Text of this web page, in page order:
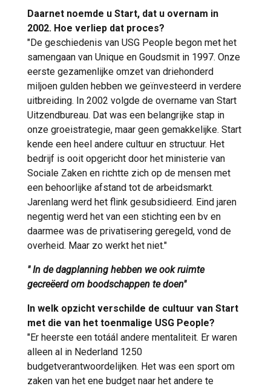
Daarnet noemde u Start, dat u overnam in
2002. Hoe verliep dat proces?
"De geschiedenis van USG People begon met het
samengaan van Unique en Goudsmit in 1997. Onze
eerste gezamenlijke omzet van driehonderd
miljoen gulden hebben we geïnvesteerd in verdere
uitbreiding. In 2002 volgde de overname van Start
Uitzendbureau. Dat was een belangrijke stap in
onze groeistrategie, maar geen gemakkelijke. Start
kende een heel andere cultuur en structuur. Het
bedrijf is ooit opgericht door het ministerie van
Sociale Zaken en richtte zich op de mensen met
een behoorlijke afstand tot de arbeidsmarkt.
Jarenlang werd het flink gesubsidieerd. Eind jaren
negentig werd het van een stichting een bv en
daarmee was de privatisering geregeld, vond de
overheid. Maar zo werkt het niet."
" In de dagplanning hebben we ook ruimte
gecreëerd om boodschappen te doen"
In welk opzicht verschilde de cultuur van Start
met die van het toenmalige USG People?
"Er heerste een totáál andere mentaliteit. Er waren
alleen al in Nederland 1250
budgetverantwoordelijken. Het was een sport om
zaken van het ene budget naar het andere te